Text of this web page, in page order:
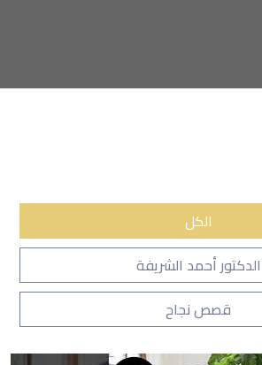
الكل
الدكتور أحمد الشريفة
قصص نجاح